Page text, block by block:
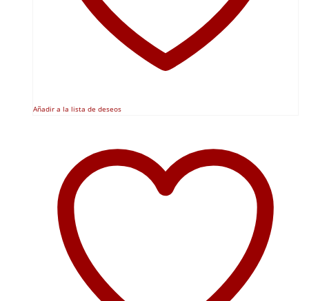
Añadir a la lista de deseos